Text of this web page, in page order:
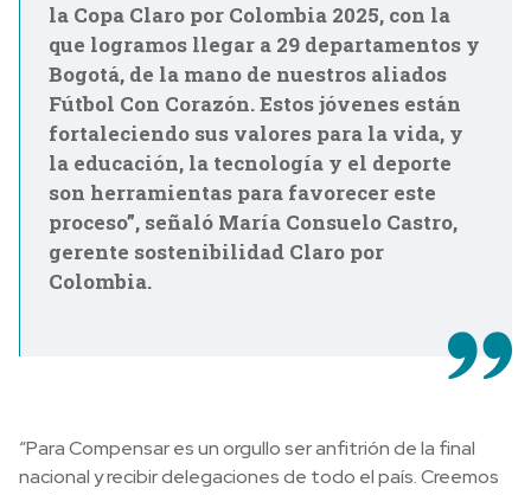
la Copa Claro por Colombia 2025, con la
que logramos llegar a 29 departamentos y
Bogotá, de la mano de nuestros aliados
Fútbol Con Corazón. Estos jóvenes están
fortaleciendo sus valores para la vida, y
la educación, la tecnología y el deporte
son herramientas para favorecer este
proceso”, señaló María Consuelo Castro,
gerente sostenibilidad Claro por
Colombia.
“Para Compensar es un orgullo ser anfitrión de la final
nacional y recibir delegaciones de todo el país. Creemos